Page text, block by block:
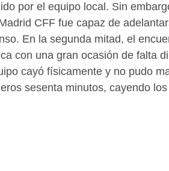
por el equipo local. Sin
CFF fue capaz de
En la segunda mitad, el
con una gran ocasión de falta
cayó físicamente y no pudo
sesenta minutos, cayendo